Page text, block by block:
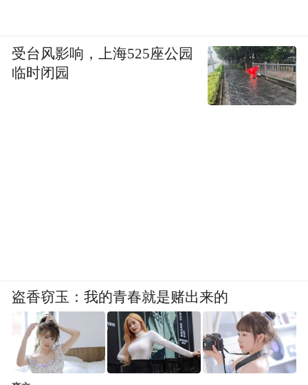
受台风影响，上海525座公园
临时闭园
盗香窃玉：我的青春就是赌出来的